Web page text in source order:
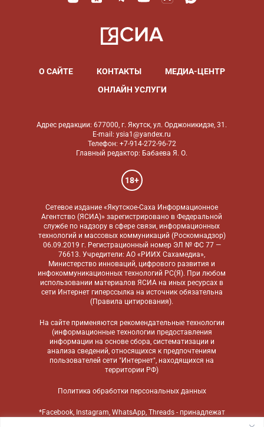
О САЙТЕ КОНТАКТЫ
МЕДИА-ЦЕНТР
ОНЛАЙН УСЛУГИ
Адрес редакции: 677000, г. Якутск, ул. Орджоникидзе, 31.
E-mail: ysia1@yandex.ru
Телефон: +7-914-272-96-72
Главный редактор: Бабаева Я. О.
18+
Сетевое издание «Якутское-Саха Информационное
Агентство (ЯСИА)» зарегистрировано в Федеральной
службе по надзору в сфере связи, информационных
технологий и массовых коммуникаций (Роскомнадзор)
06.09.2019 г. Регистрационный номер ЭЛ № ФС 77 —
76613. Учредители: АО «РИИХ Сахамедиа»,
Министерство инноваций, цифрового развития и
инфокоммуникационных технологий РС(Я). При любом
использовании материалов ЯСИА на иных ресурсах в
сети Интернет гиперссылка на источник обязательна
(Правила цитирования).
На сайте применяются рекомендательные технологии
(информационные технологии предоставления
информации на основе сбора, систематизации и
анализа сведений, относящихся к предпочтениям
пользователей сети "Интернет", находящихся на
территории РФ)
Политика обработки персональных данных
*Facebook, Instagram, WhatsApp, Threads - принадлежат